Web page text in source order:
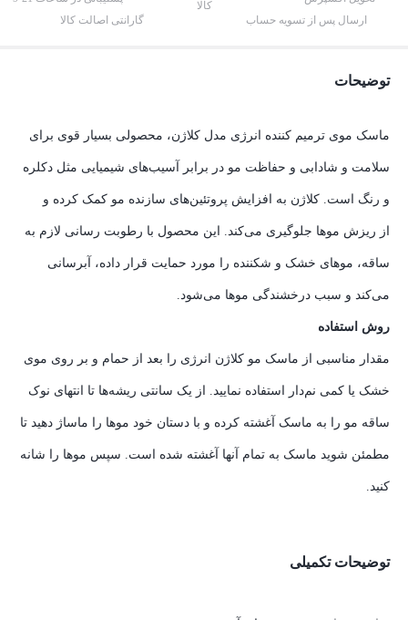
کالا
ارسال پس از تسویه حساب
گارانتی اصالت کالا
توضیحات
ماسک موی ترمیم کننده انرژی مدل کلاژن، محصولی بسیار قوی برای
سلامت و شادابی و حفاظت مو در برابر آسیب‌های شیمیایی مثل دکلره
و رنگ است. کلاژن به افزایش پروتئین‌های سازنده مو کمک کرده و
از ریزش موها جلوگیری می‌کند. این محصول با رطوبت رسانی لازم به
ساقه، موهای خشک و شکننده را مورد حمایت قرار داده، آبرسانی
می‌کند و سبب درخشندگی موها می‌شود.
روش استفاده
مقدار مناسبی از ماسک مو کلاژن انرژی را بعد از حمام و بر روی موی
خشک یا کمی نم‌دار استفاده نمایید. از یک سانتی ریشه‌ها تا انتهای نوک
ساقه مو را به ماسک آغشته کرده و با دستان خود موها را ماساژ دهید تا
مطمئن شوید ماسک به تمام آنها آغشته شده است. سپس موها را شانه
کنید.
توضیحات تکمیلی